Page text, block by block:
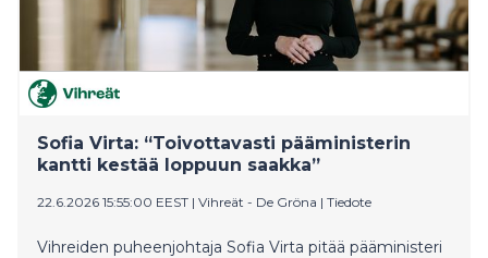
Sofia Virta: “Toivottavasti pääministerin
kantti kestää loppuun saakka”
22.6.2026 15:55:00 EEST | Vihreät - De Gröna | Tiedote
Vihreiden puheenjohtaja Sofia Virta pitää pääministeri